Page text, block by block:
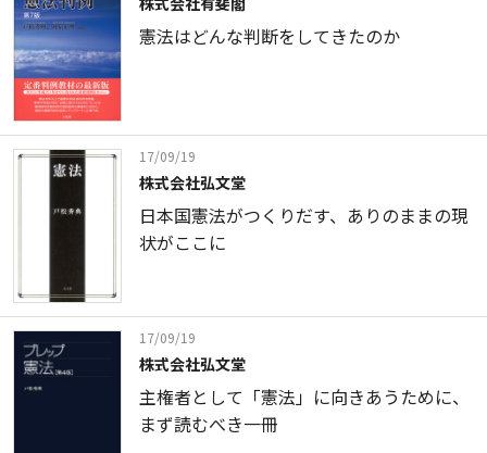
憲法はどんな判断をしてきたのか
17/09/19
株式会社弘文堂
日本国憲法がつくりだす、ありのままの現
状がここに
17/09/19
株式会社弘文堂
主権者として「憲法」に向きあうために、
まず読むべき一冊